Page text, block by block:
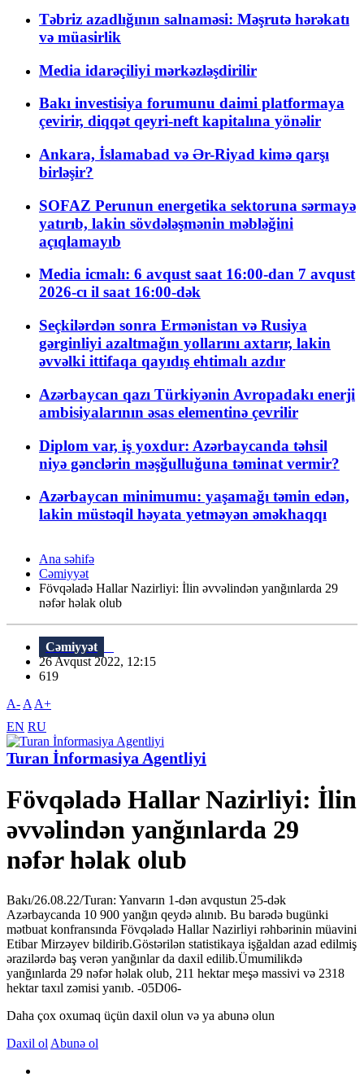
Təbriz azadlığının salnaməsi: Məşrutə hərəkatı
və müasirlik
Media idarəçiliyi mərkəzləşdirilir
Bakı investisiya forumunu daimi platformaya
çevirir, diqqət qeyri-neft kapitalına yönəlir
Ankara, İslamabad və Ər-Riyad kimə qarşı
birləşir?
SOFAZ Perunun energetika sektoruna sərmayə
yatırıb, lakin sövdələşmənin məbləğini
açıqlamayıb
Media icmalı: 6 avqust saat 16:00-dan 7 avqust
2026-cı il saat 16:00-dək
Seçkilərdən sonra Ermənistan və Rusiya
gərginliyi azaltmağın yollarını axtarır, lakin
əvvəlki ittifaqa qayıdış ehtimalı azdır
Azərbaycan qazı Türkiyənin Avropadakı enerji
ambisiyalarının əsas elementinə çevrilir
Diplom var, iş yoxdur: Azərbaycanda təhsil
niyə gənclərin məşğulluğuna təminat vermir?
Azərbaycan minimumu: yaşamağı təmin edən,
lakin müstəqil həyata yetməyən əməkhaqqı
Ana səhifə
Cəmiyyət
Fövqəladə Hallar Nazirliyi: İlin əvvəlindən yanğınlarda 29
nəfər həlak olub
Cəmiyyət
26 Avqust 2022, 12:15
619
A- A A+
EN RU
Turan İnformasiya Agentliyi
Fövqəladə Hallar Nazirliyi: İlin
əvvəlindən yanğınlarda 29
nəfər həlak olub
Bakı/26.08.22/Turan: Yanvarın 1-dən avqustun 25-dək
Azərbaycanda 10 900 yanğın qeydə alınıb. Bu barədə bugünki
mətbuat konfransında Fövqəladə Hallar Nazirliyi rəhbərinin müavini
Etibar Mirzəyev bildirib.Göstərilən statistikaya işğaldan azad edilmiş
ərazilərdə baş verən yanğınlar da daxil edilib.Ümumilikdə
yanğınlarda 29 nəfər həlak olub, 211 hektar meşə massivi və 2318
hektar taxıl zəmisi yanıb. -05D06-
Daha çox oxumaq üçün daxil olun və ya abunə olun
Daxil ol Abunə ol